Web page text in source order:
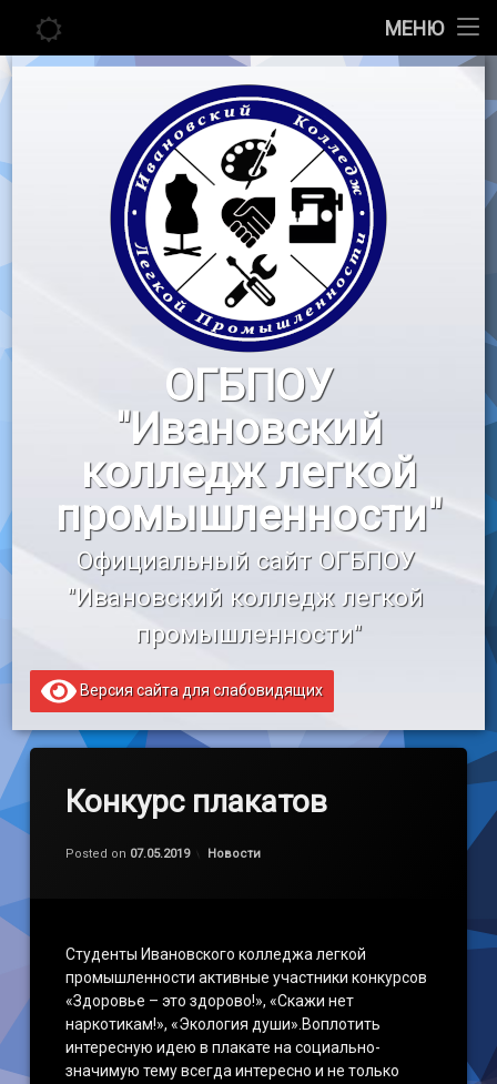
МЕНЮ
Главная
Педагогу
Воспитательная работа
«Профессионалы»
«Профессионалитет»
Образовательный кредит
Перейти
ОГБПОУ
"Ивановский
колледж легкой
промышленности"
Официальный сайт ОГБПОУ
"Ивановский колледж легкой
промышленности"
Версия сайта для слабовидящих
Конкурс плакатов
Posted on 07.05.2019
Обновлено на
by
Категории:
Новости
Студенты Ивановского колледжа легкой
промышленности активные участники конкурсов
«Здоровье – это здорово!», «Скажи нет
наркотикам!», «Экология души».Воплотить
интересную идею в плакате на социально-
значимую тему всегда интересно и не только